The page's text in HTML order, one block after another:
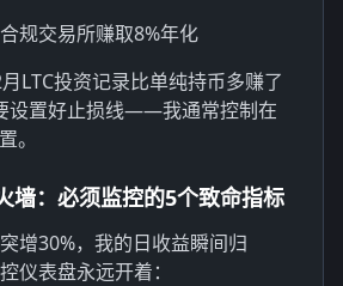
规交易所赚取8%年化
LTC投资记录比单纯持币多赚了
设置好止损线——我通常控制在
。
墙：必须监控的5个致命指标
增30%，我的日收益瞬间归
仪表盘永远开着：